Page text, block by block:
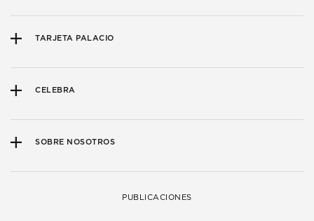
TARJETA PALACIO
CELEBRA
SOBRE NOSOTROS
PUBLICACIONES